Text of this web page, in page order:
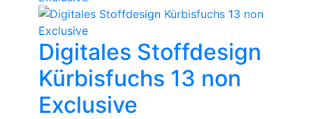
Digitales Stoffdesign
Kürbisfuchs 13 non
Exclusive